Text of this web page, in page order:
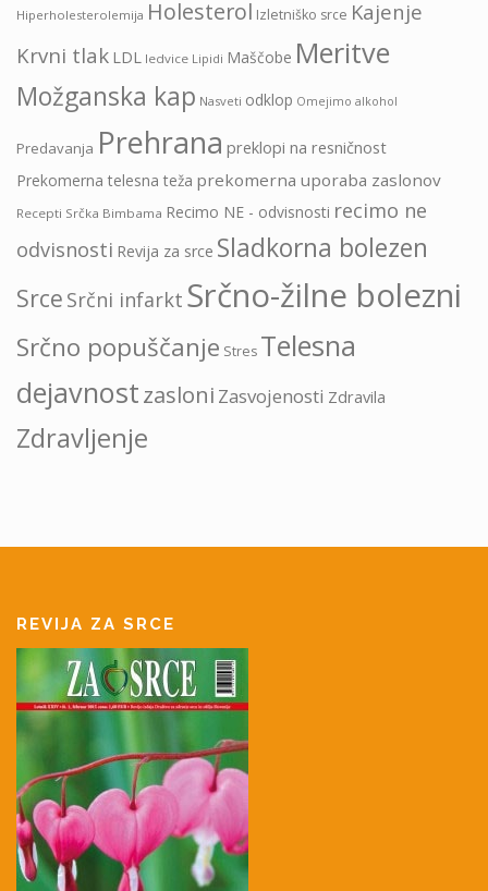
Hiperholesterolemija Holesterol Izletniško srce Kajenje
Krvni tlak LDL ledvice Lipidi Maščobe Meritve
Možganska kap Nasveti odklop Omejimo alkohol
Predavanja Prehrana preklopi na resničnost
Prekomerna telesna teža prekomerna uporaba zaslonov
Recepti Srčka Bimbama Recimo NE - odvisnosti recimo ne
odvisnosti Revija za srce Sladkorna bolezen
Srce Srčni infarkt Srčno-žilne bolezni
Srčno popuščanje Stres Telesna
dejavnostzasloni Zasvojenosti Zdravila
Zdravljenje
REVIJA ZA SRCE